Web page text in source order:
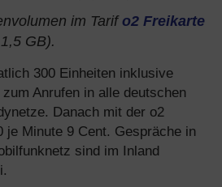
im Tarifo2 Freikarte
GB).
300 Einheiten inklusive
Anrufen in alle deutschen
Danach mit der o2
je Minute 9 Cent. Gespräche in
sind im Inland